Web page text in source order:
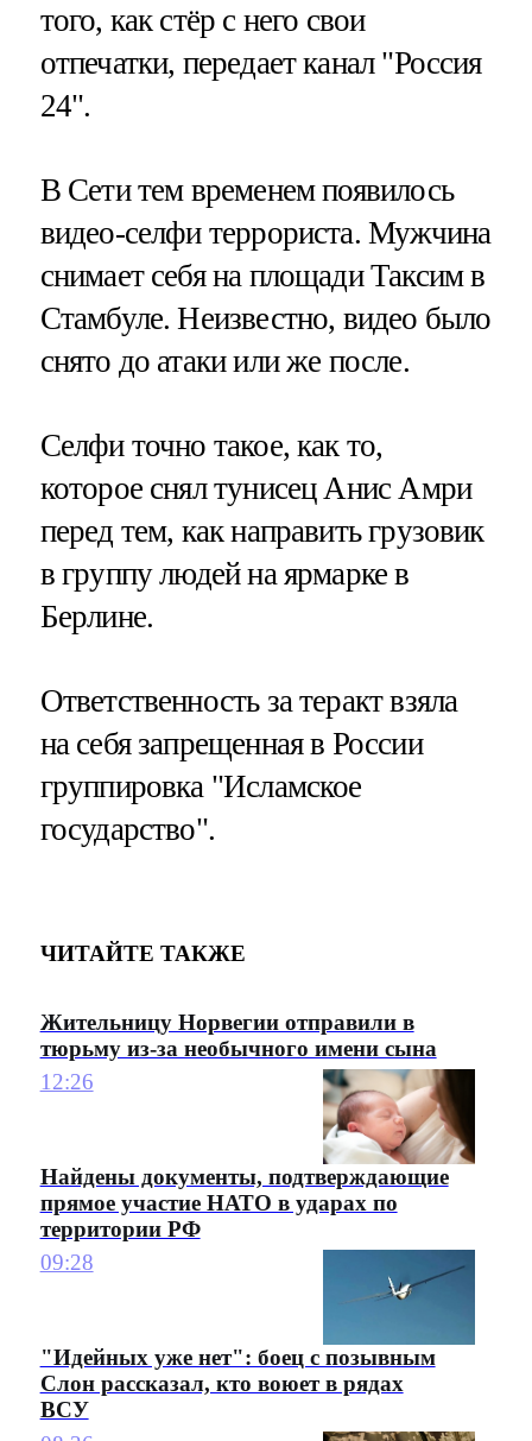
того, как стёр с него свои
отпечатки, передает канал "Россия
24".
В Сети тем временем появилось
видео-селфи террориста. Мужчина
снимает себя на площади Таксим в
Стамбуле. Неизвестно, видео было
снято до атаки или же после.
Селфи точно такое, как то,
которое снял тунисец Анис Амри
перед тем, как направить грузовик
в группу людей на ярмарке в
Берлине.
Ответственность за теракт взяла
на себя запрещенная в России
группировка "Исламское
государство".
ЧИТАЙТЕ ТАКЖЕ
Жительницу Норвегии отправили в
тюрьму из-за необычного имени сына
12:26
Найдены документы, подтверждающие
прямое участие НАТО в ударах по
территории РФ
09:28
"Идейных уже нет": боец с позывным
Слон рассказал, кто воюет в рядах
ВСУ